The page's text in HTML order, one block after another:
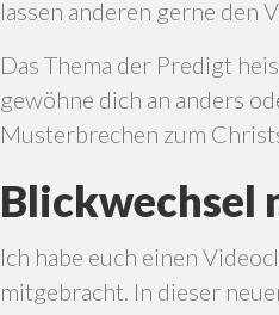
lassen anderen gerne den
Das Thema der Predigt
gewöhne dich an anders
Musterbrechen zum
Blickwechsel
Ich habe euch einen
mitgebracht. In dieser